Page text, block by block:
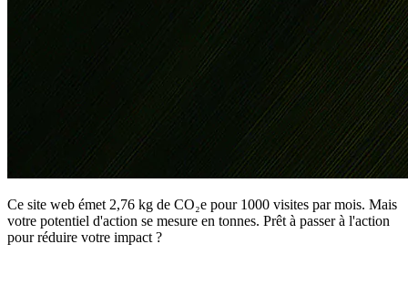
Ce site web émet 2,76 kg de CO₂e pour 1000 visites par mois. Mais
votre potentiel d'action se mesure en tonnes. Prêt à passer à l'action
pour réduire votre impact ?